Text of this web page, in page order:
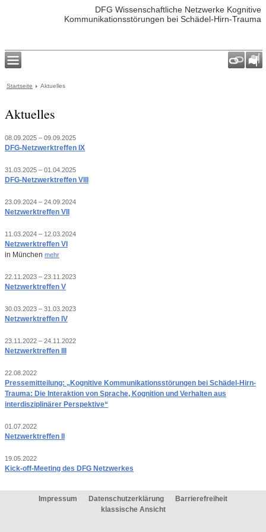
DFG Wissenschaftliche Netzwerke Kognitive
Kommunikationsstörungen bei Schädel-Hirn-Trauma
Startseite Aktuelles
Aktuelles
08.09.2025 – 09.09.2025
DFG-Netzwerktreffen IX
31.03.2025 – 01.04.2025
DFG-Netzwerktreffen VIII
23.09.2024 – 24.09.2024
Netzwerktreffen VII
11.03.2024 – 12.03.2024
Netzwerktreffen VI
in München mehr
22.11.2023 – 23.11.2023
Netzwerktreffen V
30.03.2023 – 31.03.2023
Netzwerktreffen IV
23.11.2022 – 24.11.2022
Netzwerktreffen III
22.08.2022
Pressemitteilung: „Kognitive Kommunikationsstörungen bei Schädel-Hirn-
Trauma: Die Interaktion von Sprache, Kognition und Verhalten aus
interdisziplinärer Perspektive“
01.07.2022
Netzwerktreffen II
19.05.2022
Kick-off-Meeting des DFG Netzwerkes
Impressum Datenschutzerklärung
Barrierefreiheit
klassische Ansicht